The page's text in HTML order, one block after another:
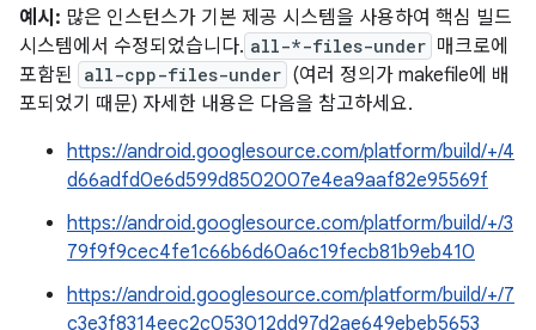
예시: 많은 인스턴스가 기본 제공 시스템을 사용하여 핵심 빌드
시스템에서 수정되었습니다. all-*-files-under 매크로에
포함된 all-cpp-files-under (여러 정의가 makefile에 배
포되었기 때문) 자세한 내용은 다음을 참고하세요.
https://android.googlesource.com/platform/build/+/4
d66adfd0e6d599d8502007e4ea9aaf82e95569f
https://android.googlesource.com/platform/build/+/3
79f9f9cec4fe1c66b6d60a6c19fecb81b9eb410
https://android.googlesource.com/platform/build/+/7
c3e3f8314eec2c053012dd97d2ae649ebeb5653